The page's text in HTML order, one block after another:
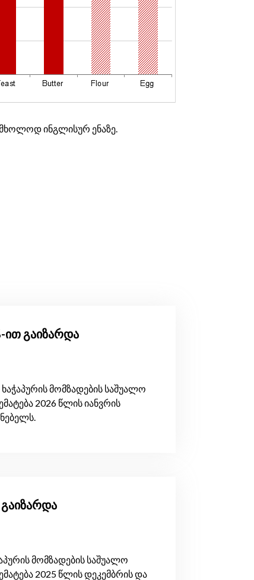
მხოლოდ ინგლისურ ენაზე.
ით გაიზარდა
მომზადების საშუალო
2026 წლის იანვრის
გაიზარდა
მომზადების საშუალო
2025 წლის დეკემბრის და